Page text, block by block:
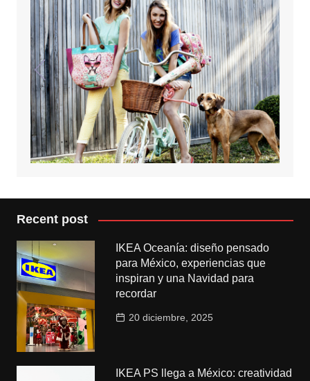
Recent post
IKEA Oceanía: diseño pensado
para México, experiencias que
inspiran y una Navidad para
recordar
20 diciembre, 2025
IKEA PS llega a México: creatividad